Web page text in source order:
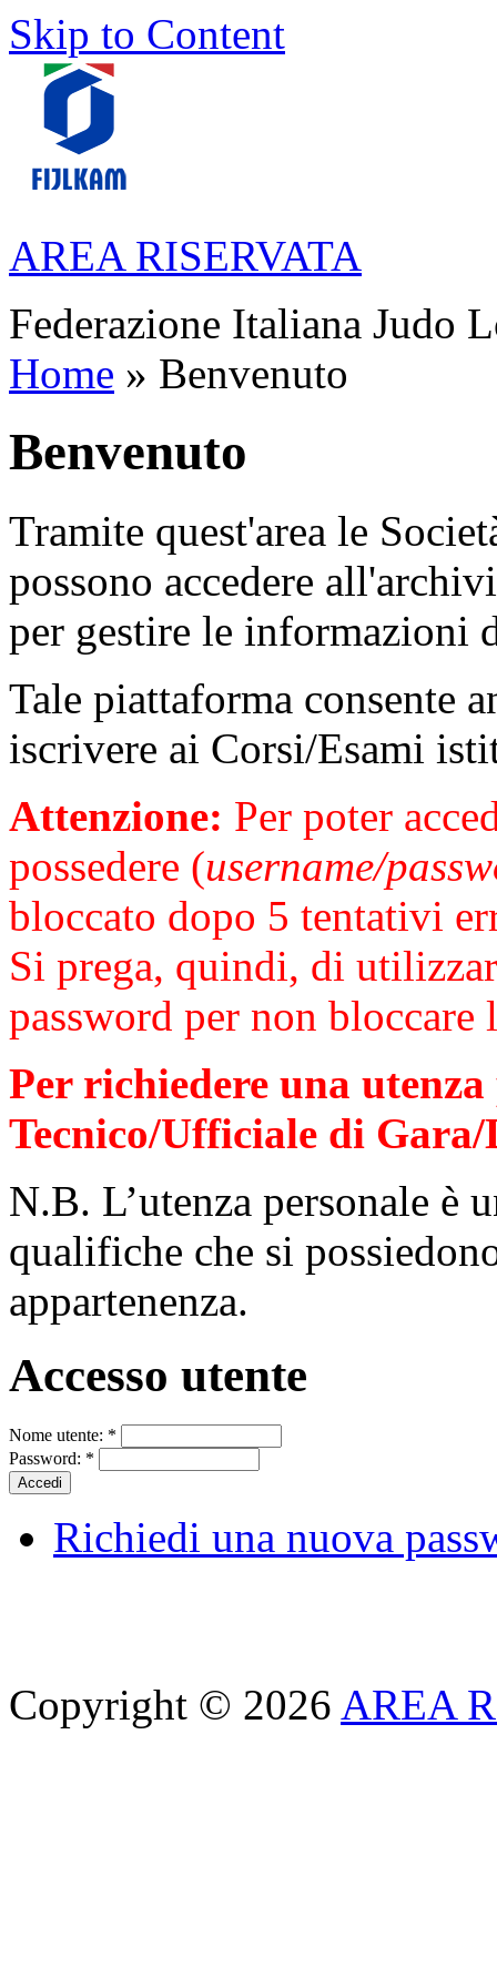
Skip to Content
AREA RISERVATA
Federazione Italiana Judo
Home » Benvenuto
Benvenuto
Tramite quest'area le
possono accedere
per gestire le informazioni
Tale piattaforma consente
iscrivere ai Corsi/Esami
Attenzione: Per poter
possedere (username/
bloccato dopo 5 tentativi
Si prega, quindi, di
password per non bloccare
Per richiedere una
Tecnico/Ufficiale di
N.B. L’utenza personale è
qualifiche che si
appartenenza.
Accesso utente
Nome utente: *
Password: *
Richiedi una nuova
Copyright © 2026 AREA